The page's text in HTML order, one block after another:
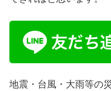
地震・台風・大雨等の